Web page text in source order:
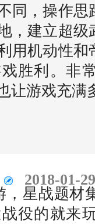
同，操作
，建立超
用机动性
胜利。非
让游戏充满
2018-01-
，星战题材
役的就来